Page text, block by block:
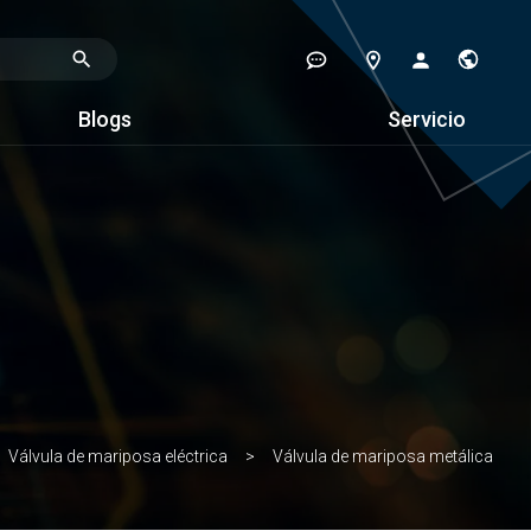
Blogs Servicio
Válvula de mariposa eléctrica Válvula de mariposa metálica